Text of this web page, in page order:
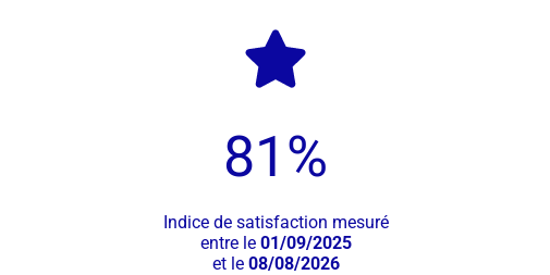
81%
Indice de satisfaction mesuré
entre le 01/09/2025
et le 08/08/2026